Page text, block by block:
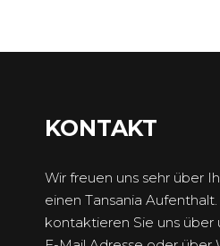
KONTAKT
Wir freuen uns sehr über
einen Tansania
kontaktieren Sie uns